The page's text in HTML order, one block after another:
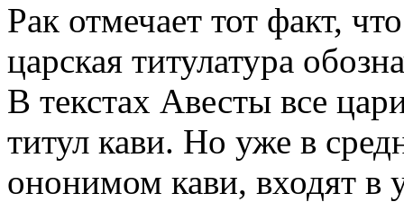
Рак отмечает тот факт,
царская титулатура
В текстах Авесты все
титул кави. Но уже в
ононимом кави, входят в